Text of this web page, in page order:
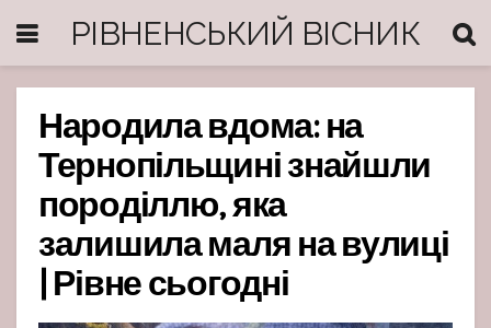
РІВНЕНСЬКИЙ ВІСНИК
Народила вдома: на
Тернопільщині знайшли
породіллю, яка
залишила маля на вулиці
| Рівне сьогодні